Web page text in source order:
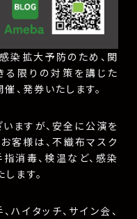
染拡大予防のため、関
る限りの対策を講じた
、発券いたします。
ますが、安全に公演を
客様は、不織布マスク
指消毒、検温など、感染
ます。
イタッチ、サイン会、